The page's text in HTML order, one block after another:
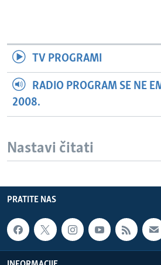
TV PROGRAMI
RADIO PROGRAM SE NE
2008.
Nastavi čitati
PRATITE NAS